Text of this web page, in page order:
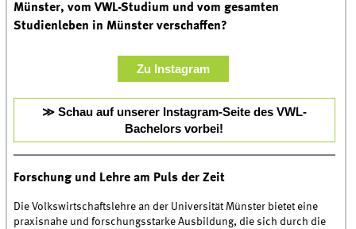
Münster, vom VWL-Studium und vom gesamten
Studienleben in Münster verschaffen?
Zu Instagram
≫ Schau auf unserer Instagram-Seite des VWL-
Bachelors vorbei!
Forschung und Lehre am Puls der Zeit
Die Volkswirtschaftslehre an der Universität Münster bietet eine
praxisnahe und forschungsstarke Ausbildung, die sich durch die